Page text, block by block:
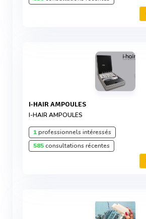
I-HAIR AMPOULES
I-HAIR AMPOULES
1professionnels intéressés
585consultations récentes